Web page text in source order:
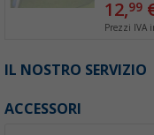
12,99
Prezzi IVA
IL NOSTRO SERVIZIO
ACCESSORI